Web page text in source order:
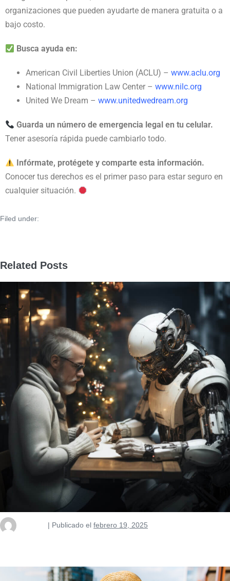
organizaciones que pueden ayudarte de manera gratuita o a
bajo costo.
Busca ayuda en:
American Civil Liberties Union (ACLU) – www.aclu.org
National Immigration Law Center – www.nilc.org
United We Dream – www.unitedwedream.org
Guarda un número de emergencia legal en tu celular.
Tener asesoría rápida puede cambiarlo todo.
Infórmate, protégete y comparte esta información.
Conocer tus derechos es el primer paso para estar seguro en
cualquier situación.
Filed under:
Related Posts
| Publicado el febrero 19, 2025